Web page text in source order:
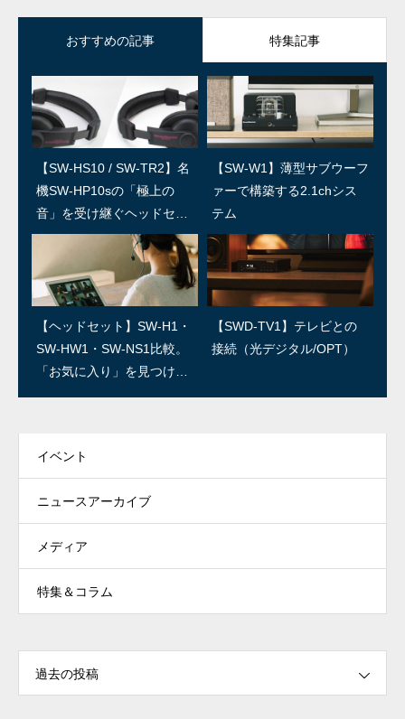
おすすめの記事 特集記事
【SW-HS10 / SW-TR2】名
機SW-HP10sの「極上の
音」を受け継ぐヘッドセッ
ト
【SW-W1】薄型サブウーフ
ァーで構築する2.1chシス
テム
【ヘッドセット】SW-H1・
SW-HW1・SW-NS1比較。
「お気に入り」を見つけよ
【SWD-TV1】テレビとの
接続（光デジタル/OPT）
SWユーザー訪問：第5回 上
田温泉祥園 寿久庵 久保さ
ん
SWユーザー訪問：第4回/島
村楽器 島さん
SWユーザー訪問：第3回/R
ED IGUANA STUDIO 林さ
ん
SWユーザー訪問：第2回/石
森良三商店 石森さん
イベント
ニュースアーカイブ
メディア
特集＆コラム
過去の投稿